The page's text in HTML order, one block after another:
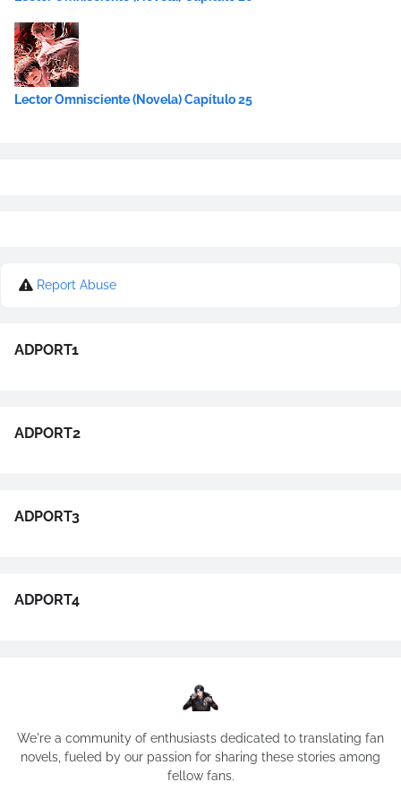
Lector Omnisciente (Novela) Capítulo 25
Report Abuse
ADPORT1
ADPORT2
ADPORT3
ADPORT4
We're a community of enthusiasts dedicated to translating fan
novels, fueled by our passion for sharing these stories among
fellow fans.